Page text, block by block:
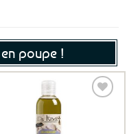
poupe !